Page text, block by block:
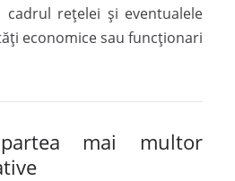
rețelei și eventualele
economice sau funcționari
mai multor